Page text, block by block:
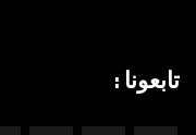
تابعونا :